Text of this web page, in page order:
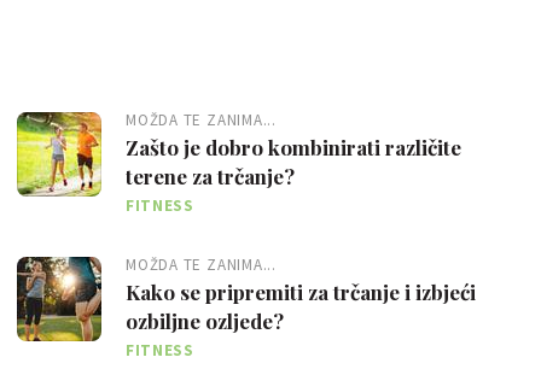
MOŽDA TE ZANIMA...
Zašto je dobro kombinirati različite
terene za trčanje?
FITNESS
MOŽDA TE ZANIMA...
Kako se pripremiti za trčanje i izbjeći
ozbiljne ozljede?
FITNESS